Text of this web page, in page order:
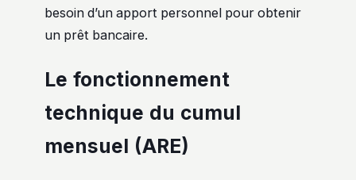
besoin d’un apport personnel pour obtenir
un prêt bancaire.
Le fonctionnement
technique du cumul
mensuel (ARE)